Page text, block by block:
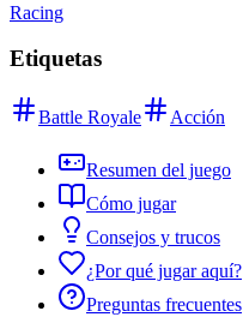
Racing
Etiquetas
Battle Royale Acción
Resumen del juego
Cómo jugar
Consejos y trucos
¿Por qué jugar aquí?
Preguntas frecuentes